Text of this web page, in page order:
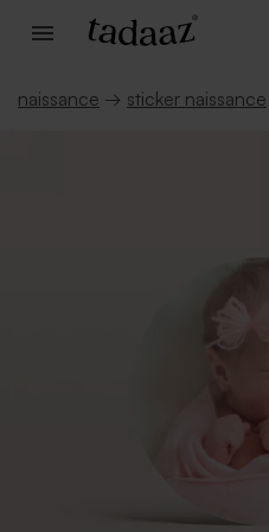
naissance → sticker naissance